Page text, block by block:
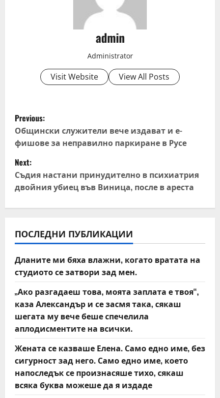
admin
Administrator
Visit Website View All Posts
P
o
s
t
n
v
i
g
a
t
i
o
n
Previous:
Общински служители вече издават и е-
фишове за неправилно паркиране в Русе
Next:
Съдия настани принудително в психиатрия
двойния убиец във Виница, после в ареста
ПОСЛЕДНИ ПУБЛИКАЦИИ
Дланите ми бяха влажни, когато вратата на
студиото се затвори зад мен.
„Ако разгадаеш това, моята заплата е твоя“,
каза Александър и се засмя така, сякаш
шегата му вече беше спечелила
аплодисментите на всички.
Жената се казваше Елена. Само едно име, без
сигурност зад него. Само едно име, което
напоследък се произнасяше тихо, сякаш
всяка буква можеше да я издаде